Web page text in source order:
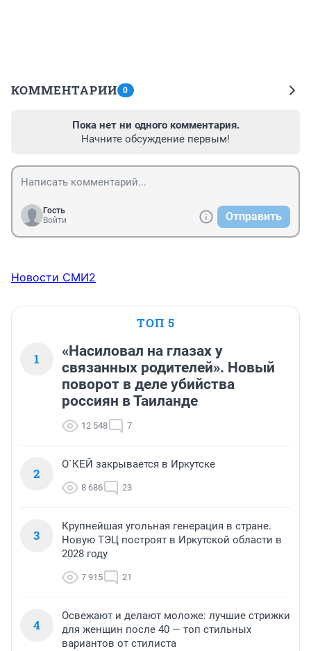
КОММЕНТАРИИ 0
Пока нет ни одного комментария.
Начните обсуждение первым!
Гость
Войти
Отправить
Новости СМИ2
ТОП 5
1
«Насиловал на глазах у
связанных родителей». Новый
поворот в деле убийства
россиян в Таиланде
12 548 7
2
О`КЕЙ закрывается в Иркутске
8 686 23
3
Крупнейшая угольная генерация в стране.
Новую ТЭЦ построят в Иркутской области в
2028 году
7 915 21
4
Освежают и делают моложе: лучшие стрижки
для женщин после 40 — топ стильных
вариантов от стилиста